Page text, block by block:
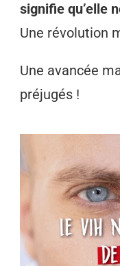
signifie qu’elle
Une révolution
Une avancée
préjugés !